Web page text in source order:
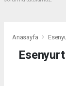
Anasayfa